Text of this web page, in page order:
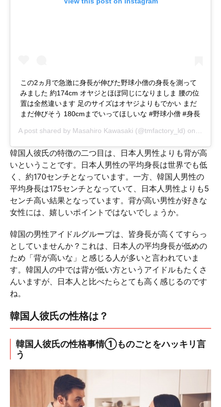
この2ヵ月で急激に身長が伸びた野球小僧の身長を測って
みました 約174cm オヤジとほぼ同じになりましま 腰の位
置は全然違います 足のサイズはオヤジよりもでかい まだ
まだ伸びそう 180cmまでいってほしいな #野球小僧 #身長
A post shared by Masahiro Kawasaki (@tmfactory_ld) on Nov
韓国人彼氏の特徴の二つ目は、日本人男性よりも背が高
いということです。日本人男性の平均身長は世界でも低
く、約170センチとなっています。一方、韓国人男性の
平均身長は175センチとなっていて、日本人男性よりも5
センチ高い結果となっています。背が高い男性が好きな
女性には、嬉しいポイントではないでしょうか。
韓国の男性アイドルグループは、皆身長が高くてすらっ
としていませんか？これは、日本人の平均身長が低めの
ため「背が高いな」と感じる人が多いと言われていま
す。韓国人の中では背が低い方というアイドルもたくさ
んいますが、日本人と比べたらとても高く感じるのです
ね。
韓国人彼氏の性格は？
韓国人彼氏の性格事情①ものごとをハッキリ言
う